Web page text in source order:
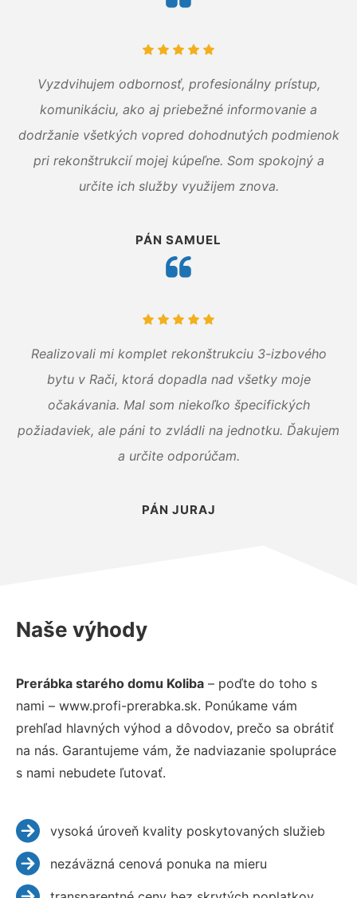
Vyzdvihujem odbornosť, profesionálny prístup,
komunikáciu, ako aj priebežné informovanie a
dodržanie všetkých vopred dohodnutých podmienok
pri rekonštrukcií mojej kúpeľne. Som spokojný a
určite ich služby využijem znova.
PÁN SAMUEL
Realizovali mi komplet rekonštrukciu 3-izbového
bytu v Rači, ktorá dopadla nad všetky moje
očakávania. Mal som niekoľko špecifických
požiadaviek, ale páni to zvládli na jednotku. Ďakujem
a určite odporúčam.
PÁN JURAJ
Naše výhody
Prerábka starého domu Koliba – poďte do toho s
nami – www.profi-prerabka.sk. Ponúkame vám
prehľad hlavných výhod a dôvodov, prečo sa obrátiť
na nás. Garantujeme vám, že nadviazanie spolupráce
s nami nebudete ľutovať.
vysoká úroveň kvality poskytovaných služieb
nezáväzná cenová ponuka na mieru